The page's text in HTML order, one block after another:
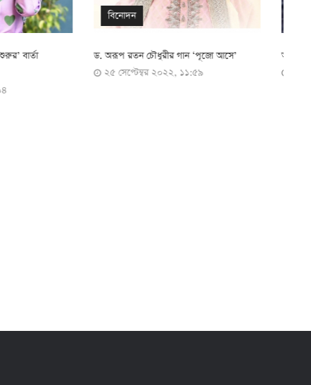
গান ‘পূজো আসে’
জাতীয়
আজ ঢাকা আসছেন ভারতের নতুন হাইকমিশনার
২২ সেপ্টেম্বর ২০২২, ১১:২৫